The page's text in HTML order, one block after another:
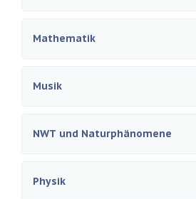
Mathematik
Musik
NWT und Naturphänomene
Physik